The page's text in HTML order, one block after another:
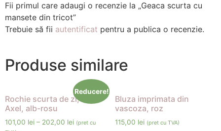
Fii primul care adaugi o recenzie la „Geaca scurta cu
mansete din tricot”
Trebuie să fii autentificat pentru a publica o recenzie.
Produse similare
Reducere!
Rochie scurta de zi, Bad
Axel, alb-rosu
101,00 lei – 202,00 lei (pret cu
Bluza imprimata din
vascoza, roz
115,00 lei (pret cu TVA)